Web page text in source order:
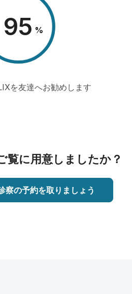
98 %
を友達へお勧めします
覧に用意しましたか？
察の予約を取りましょう